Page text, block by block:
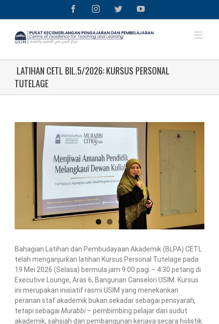
FacebookInstagramTwitterYouTube
LATIHAN CETL BIL.5/2026: KURSUS PERSONAL
TUTELAGE
Bahagian Latihan dan Pembudayaan Akademik (BLPA) CETL
telah menganjurkan latihan Kursus Personal Tutelage pada
19 Mei 2026 (Selasa) bermula jam 9:00 pagi – 4:30 petang di
Executive Lounge, Aras 6, Bangunan Canselori USIM. Kursus
ini merupakan inisiatif rasmi USIM yang menekankan
peranan staf akademik bukan sekadar sebagai pensyarah,
tetapi sebagai Murabbi – pembimbing pelajar dari sudut
akademik, sahsiah dan pembangunan kerjaya secara holistik.